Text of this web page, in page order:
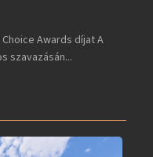
Awards díjat A
szavazásán...